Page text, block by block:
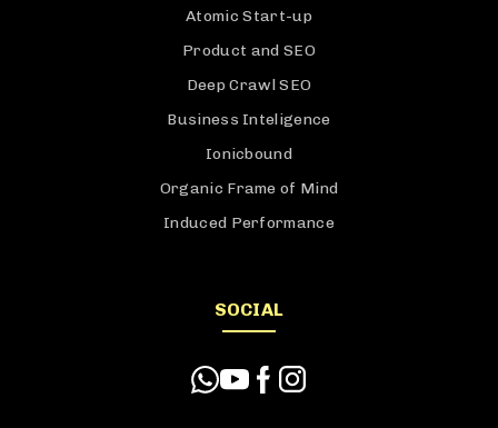
Atomic Start-up
Product and SEO
Deep Crawl SEO
Business Inteligence
Ionicbound
Organic Frame of Mind
Induced Performance
SOCIAL